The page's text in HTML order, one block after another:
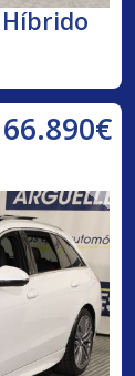
Híbrido
66.890€